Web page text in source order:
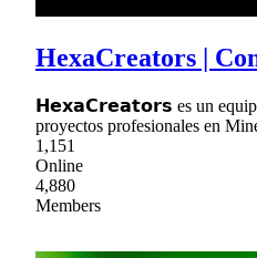
HexaCreators |
𝗛𝗲𝘅𝗮𝗖𝗿𝗲𝗮𝘁𝗼𝗿𝘀 es un
proyectos profesionales en
1,151
Online
4,880
Members